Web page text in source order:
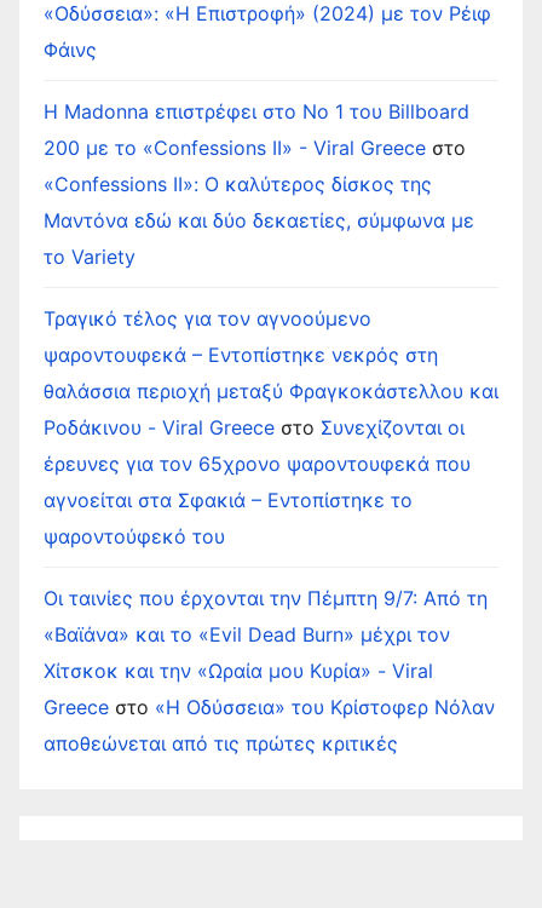
«Οδύσσεια»: «Η Επιστροφή» (2024) με τον Ρέιφ
Φάινς
Η Madonna επιστρέφει στο Νο 1 του Billboard
200 με το «Confessions II» - Viral Greece στο
«Confessions II»: Ο καλύτερος δίσκος της
Μαντόνα εδώ και δύο δεκαετίες, σύμφωνα με
το Variety
Τραγικό τέλος για τον αγνοούμενο
ψαροντουφεκά – Εντοπίστηκε νεκρός στη
θαλάσσια περιοχή μεταξύ Φραγκοκάστελλου και
Ροδάκινου - Viral Greece στο Συνεχίζονται οι
έρευνες για τον 65χρονο ψαροντουφεκά που
αγνοείται στα Σφακιά – Εντοπίστηκε το
ψαροντούφεκό του
Οι ταινίες που έρχονται την Πέμπτη 9/7: Από τη
«Βαϊάνα» και το «Evil Dead Burn» μέχρι τον
Χίτσκοκ και την «Ωραία μου Κυρία» - Viral
Greece στο «Η Οδύσσεια» του Κρίστοφερ Νόλαν
αποθεώνεται από τις πρώτες κριτικές